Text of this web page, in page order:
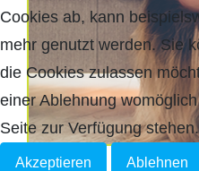
Cookies ab, kann
mehr genutzt werden. Sie
die Cookies zulassen
einer Ablehnung
Seite zur Verfügung stehen.
Akzeptieren Ablehnen